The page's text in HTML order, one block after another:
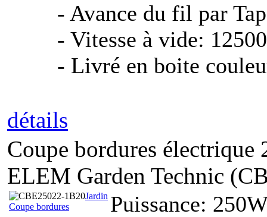
- Avance du fil par
- Vitesse à vide:
- Livré en boite
détails
Coupe bordures électrique
ELEM Garden Technic
Jardin
Coupe bordures
Puissance: